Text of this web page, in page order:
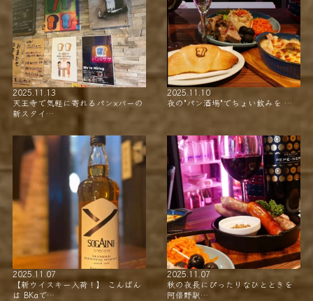
2025.11.13
天王寺で気軽に寄れるパン×バーの
新スタイ…
2025.11.10
夜の"パン酒場"でちょい飲みを …
2025.11.07
【新ウイスキー入荷！】 こんばん
は BKaで…
2025.11.07
秋の夜長にぴったりなひとときを
阿倍野駅…